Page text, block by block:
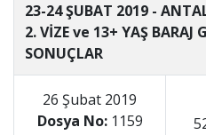
23-24 ŞUBAT 2019 -
2. VİZE ve 13+ YAŞ BARAJ
SONUÇLAR
26 Şubat 2019
Dosya No:1159